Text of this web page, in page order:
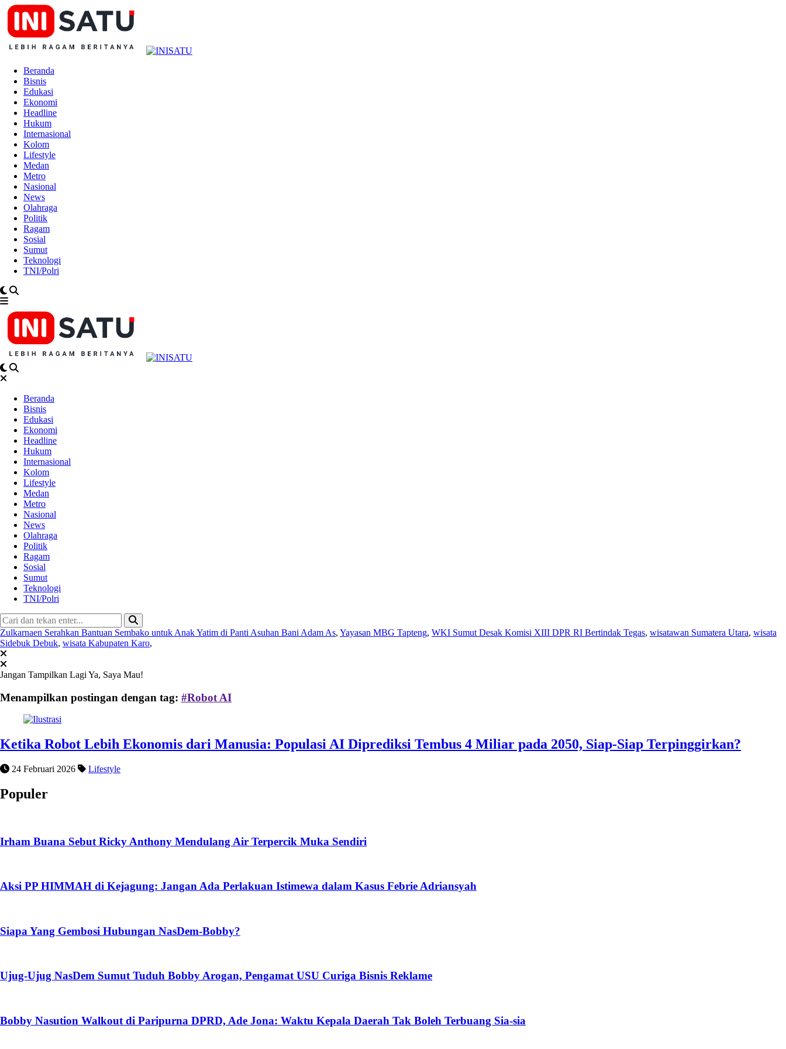
Beranda
Bisnis
Edukasi
Ekonomi
Headline
Hukum
Internasional
Kolom
Lifestyle
Medan
Metro
Nasional
News
Olahraga
Politik
Ragam
Sosial
Sumut
Teknologi
TNI/Polri
Beranda
Bisnis
Edukasi
Ekonomi
Headline
Hukum
Internasional
Kolom
Lifestyle
Medan
Metro
Nasional
News
Olahraga
Politik
Ragam
Sosial
Sumut
Teknologi
TNI/Polri
Zulkarnaen Serahkan Bantuan Sembako untuk Anak Yatim di Panti Asuhan Bani Adam As, Yayasan MBG Tapteng, WKI Sumut Desak Komisi XIII DPR RI Bertindak Tegas, wisatawan Sumatera Utara, wisata
Sidebuk Debuk, wisata Kabupaten Karo,
Jangan Tampilkan Lagi Ya, Saya Mau!
Menampilkan postingan dengan tag: #Robot AI
Ketika Robot Lebih Ekonomis dari Manusia: Populasi AI Diprediksi Tembus 4 Miliar pada 2050, Siap-Siap Terpinggirkan?
24 Februari 2026 Lifestyle
Populer
Irham Buana Sebut Ricky Anthony Mendulang Air Terpercik Muka Sendiri
Aksi PP HIMMAH di Kejagung: Jangan Ada Perlakuan Istimewa dalam Kasus Febrie Adriansyah
Siapa Yang Gembosi Hubungan NasDem-Bobby?
Ujug-Ujug NasDem Sumut Tuduh Bobby Arogan, Pengamat USU Curiga Bisnis Reklame
Bobby Nasution Walkout di Paripurna DPRD, Ade Jona: Waktu Kepala Daerah Tak Boleh Terbuang Sia-sia